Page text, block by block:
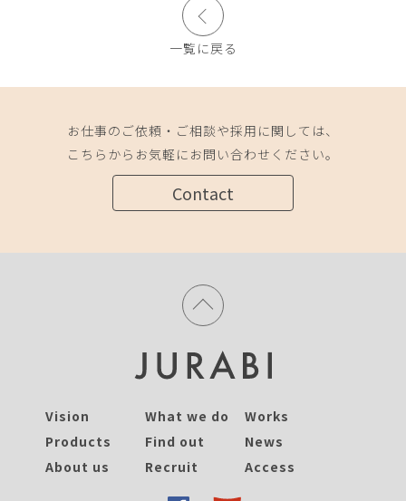
一覧に戻る
お仕事のご依頼・ご相談や採用に関しては、
こちらからお気軽にお問い合わせください。
Contact
Vision What we do
Works
Products
Find out
News
About us
Recruit Access